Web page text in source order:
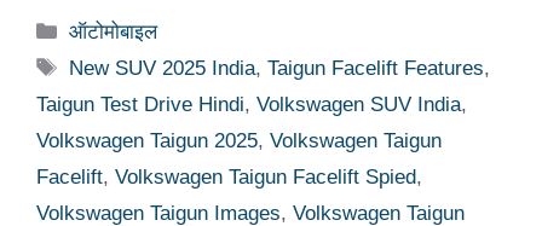
Categories
ऑटोमोबाइल
Tags
New SUV 2025 India,Taigun Facelift Features,
Taigun Test Drive Hindi, Volkswagen SUV India,
Volkswagen Taigun 2025, Volkswagen Taigun
Facelift, Volkswagen Taigun Facelift Spied,
Volkswagen Taigun Images, Volkswagen Taigun